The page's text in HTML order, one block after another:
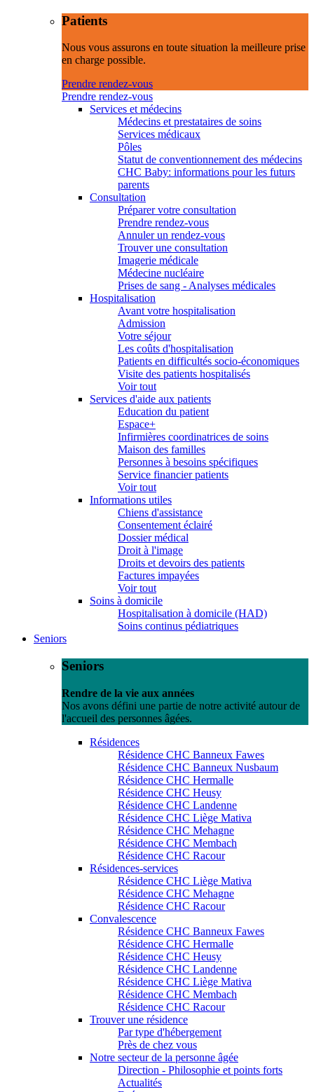
Patients
Nous vous assurons en toute situation la meilleure prise
en charge possible.
Prendre rendez-vous
Prendre rendez-vous
Services et médecins
Médecins et prestataires de soins
Services médicaux
Pôles
Statut de conventionnement des médecins
CHC Baby: informations pour les futurs
parents
Consultation
Préparer votre consultation
Prendre rendez-vous
Annuler un rendez-vous
Trouver une consultation
Imagerie médicale
Médecine nucléaire
Prises de sang - Analyses médicales
Hospitalisation
Avant votre hospitalisation
Admission
Votre séjour
Les coûts d'hospitalisation
Patients en difficultés socio-économiques
Visite des patients hospitalisés
Voir tout
Services d'aide aux patients
Education du patient
Espace+
Infirmières coordinatrices de soins
Maison des familles
Personnes à besoins spécifiques
Service financier patients
Voir tout
Informations utiles
Chiens d'assistance
Consentement éclairé
Dossier médical
Droit à l'image
Droits et devoirs des patients
Factures impayées
Voir tout
Soins à domicile
Hospitalisation à domicile (HAD)
Soins continus pédiatriques
Seniors
Seniors
Rendre de la vie aux années
Nos avons défini une partie de notre activité autour de
l'accueil des personnes âgées.
Résidences
Résidence CHC Banneux Fawes
Résidence CHC Banneux Nusbaum
Résidence CHC Hermalle
Résidence CHC Heusy
Résidence CHC Landenne
Résidence CHC Liège Mativa
Résidence CHC Mehagne
Résidence CHC Membach
Résidence CHC Racour
Résidences-services
Résidence CHC Liège Mativa
Résidence CHC Mehagne
Résidence CHC Racour
Convalescence
Résidence CHC Banneux Fawes
Résidence CHC Hermalle
Résidence CHC Heusy
Résidence CHC Landenne
Résidence CHC Liège Mativa
Résidence CHC Membach
Résidence CHC Racour
Trouver une résidence
Par type d'hébergement
Près de chez vous
Notre secteur de la personne âgée
Direction - Philosophie et points forts
Actualités